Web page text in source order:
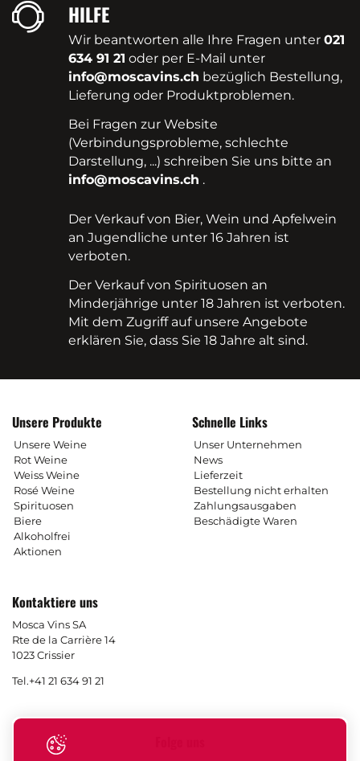
HILFE
Wir beantworten alle Ihre Fragen unter021
634 91 21 oder per E-Mail unter
info@moscavins.ch bezüglich Bestellung,
Lieferung oder Produktproblemen.
Bei Fragen zur Website
(Verbindungsprobleme, schlechte
Darstellung, ...) schreiben Sie uns bitte an
info@moscavins.ch .
Der Verkauf von Bier, Wein und Apfelwein
an Jugendliche unter 16 Jahren ist
verboten.
Der Verkauf von Spirituosen an
Minderjährige unter 18 Jahren ist verboten.
Mit dem Zugriff auf unsere Angebote
erklären Sie, dass Sie 18 Jahre alt sind.
Unsere Produkte
Unsere Weine
Rot Weine
Weiss Weine
Rosé Weine
Spirituosen
Biere
Alkoholfrei
Aktionen
Schnelle Links
Unser Unternehmen
News
Lieferzeit
Bestellung nicht erhalten
Zahlungsausgaben
Beschädigte Waren
Kontaktiere uns
Mosca Vins SA
Rte de la Carrière 14
1023 Crissier
Tel.+41 21 634 91 21